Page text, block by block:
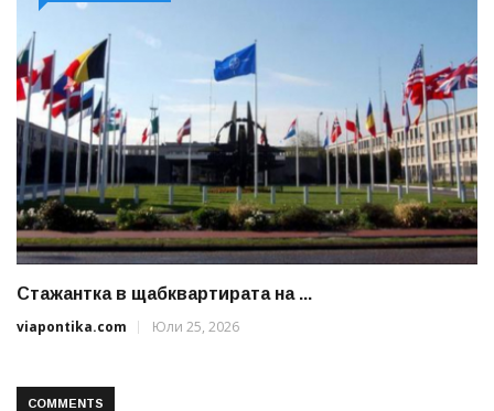
Стажантка в щабквартирата на ...
viapontika.com
Юли 25, 2026
COMMENTS